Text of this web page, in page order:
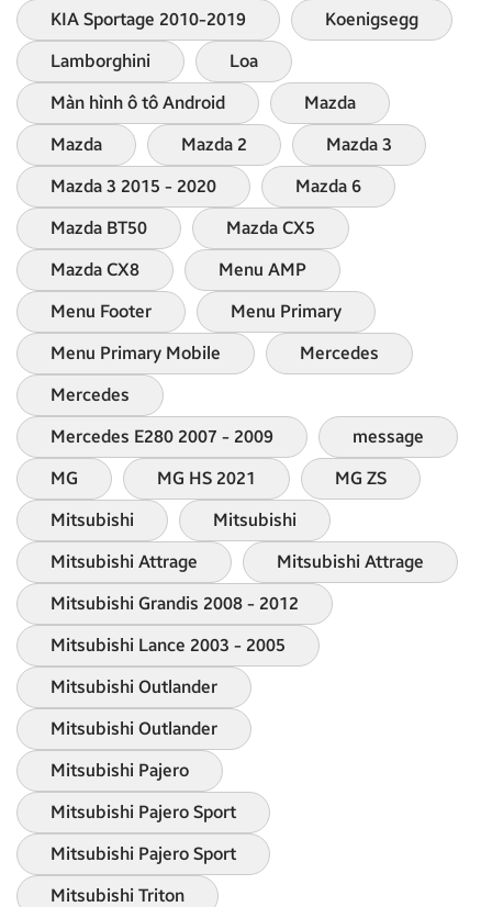
KIA Sportage 2010-2019
Koenigsegg
Lamborghini
Loa
Màn hình ô tô Android
Mazda
Mazda
Mazda 2
Mazda 3
Mazda 3 2015 - 2020
Mazda 6
Mazda BT50
Mazda CX5
Mazda CX8
Menu AMP
Menu Footer
Menu Primary
Menu Primary Mobile
Mercedes
Mercedes
Mercedes E280 2007 - 2009
message
MG
MG HS 2021
MG ZS
Mitsubishi
Mitsubishi
Mitsubishi Attrage
Mitsubishi Attrage
Mitsubishi Grandis 2008 - 2012
Mitsubishi Lance 2003 - 2005
Mitsubishi Outlander
Mitsubishi Outlander
Mitsubishi Pajero
Mitsubishi Pajero Sport
Mitsubishi Pajero Sport
Mitsubishi Triton